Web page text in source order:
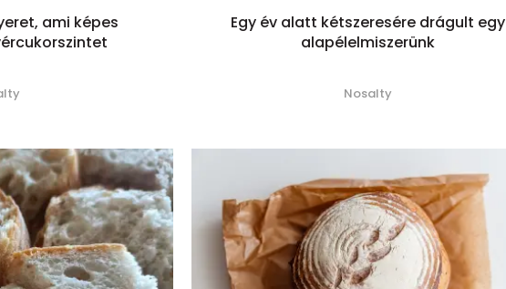
ami képes
Egy év alatt kétszeresére drágult egy
alapélelmiszerünk
Nosalty